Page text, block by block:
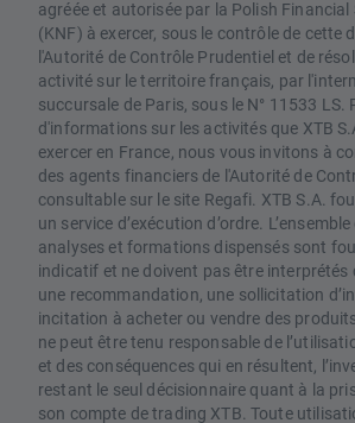
agréée et autorisée par la Polish
(KNF) à exercer, sous le contrôle de cette
l'Autorité de Contrôle Prudentiel et de
activité sur le territoire français, par
succursale de Paris, sous le N° 11533 LS.
d'informations sur les activités que XTB
exercer en France, nous vous invitons à
des agents financiers de l'Autorité de
consultable sur le site Regafi. XTB S.A.
un service d’exécution d’ordre.
analyses et formations dispensés sont
indicatif et ne doivent pas être interprétés
une recommandation, une sollicitation
incitation à acheter ou vendre des
ne peut être tenu responsable de
et des conséquences qui en résultent,
restant le seul décisionnaire quant à la
son compte de trading XTB. Toute